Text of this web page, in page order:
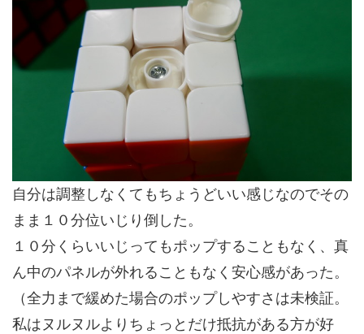
自分は調整しなくてもちょうどいい感じなのでその
まま１０分位いじり倒した。
１０分くらいいじってもポップすることもなく、真
ん中のパネルが外れることもなく安心感があった。
（全力まで緩めた場合のポップしやすさは未検証。
私はヌルヌルよりちょっとだけ抵抗がある方が好